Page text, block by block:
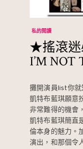
私的閱讀
★搖滾迷
I’M NOT
攤開演員list你
凱特布藍琪願意
非常難得的機會
凱特布藍琪簡直
倫本身的魅力。
演出，和那個令